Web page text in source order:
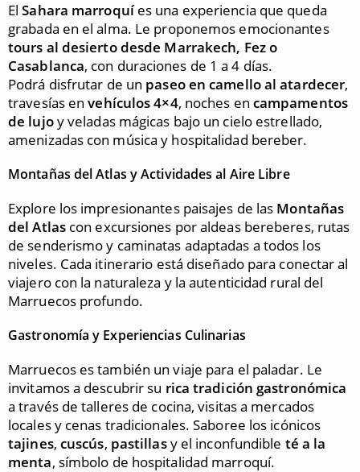
ElSahara marroquíes una experiencia que queda
grabada en el alma. Le proponemos emocionantes
tours al desierto desde Marrakech, Fez o
Casablanca, con duraciones de 1 a 4 días.
Podrá disfrutar de un paseo en camello al atardecer,
travesías envehículos 4×4, noches en campamentos
de lujoy veladas mágicas bajo un cielo estrellado,
amenizadas con música y hospitalidad bereber.
Montañas del Atlas y Actividades al Aire Libre
Explore los impresionantes paisajes de las Montañas
del Atlascon excursiones por aldeas bereberes, rutas
de senderismo y caminatas adaptadas a todos los
niveles. Cada itinerario está diseñado para conectar al
viajero con la naturaleza y la autenticidad rural del
Marruecos profundo.
Gastronomía y Experiencias Culinarias
Marruecos es también un viaje para el paladar. Le
invitamos a descubrir su rica tradición gastronómica
a través de talleres de cocina, visitas a mercados
locales y cenas tradicionales. Saboree los icónicos
tajines, cuscús, pastillasy el inconfundible té a la
menta, símbolo de hospitalidad marroquí.